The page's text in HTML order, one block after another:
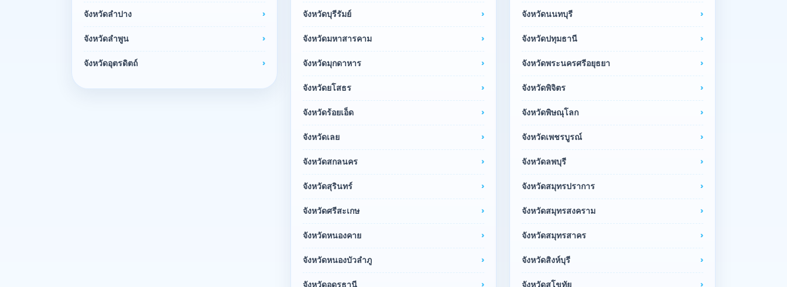
จังหวัดลำปาง
จังหวัดลำพูน
จังหวัดอุตรดิตถ์
จังหวัดบุรีรัมย์
จังหวัดมหาสารคาม
จังหวัดมุกดาหาร
จังหวัดยโสธร
จังหวัดร้อยเอ็ด
จังหวัดเลย
จังหวัดสกลนคร
จังหวัดสุรินทร์
จังหวัดศรีสะเกษ
จังหวัดหนองคาย
จังหวัดหนองบัวลำภู
จังหวัดอุดรธานี
จังหวัดนนทบุรี
จังหวัดปทุมธานี
จังหวัดพระนครศรีอยุธยา
จังหวัดพิจิตร
จังหวัดพิษณุโลก
จังหวัดเพชรบูรณ์
จังหวัดลพบุรี
จังหวัดสมุทรปราการ
จังหวัดสมุทรสงคราม
จังหวัดสมุทรสาคร
จังหวัดสิงห์บุรี
จังหวัดสุโขทัย